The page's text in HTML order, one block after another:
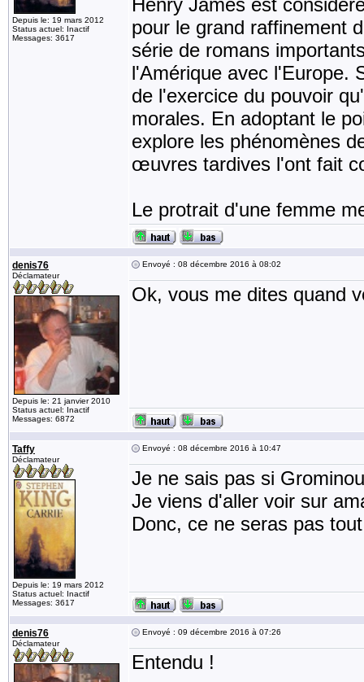
Depuis le: 19 mars 2012
Status actuel: Inactif
Messages: 3617
Henry James est
pour le grand raffinement
série de romans
l'Amérique avec l'Europe.
de l'exercice du pouvoir
morales. En adoptant le
explore les phénomènes
œuvres tardives l'ont fait
Le protrait d'une femme
denis76
Déclamateur
Depuis le: 21 janvier 2010
Status actuel: Inactif
Messages: 6872
Envoyé : 08 décembre 2016 à 08:02
Ok, vous me dites quand
Taffy
Déclamateur
Depuis le: 19 mars 2012
Status actuel: Inactif
Messages: 3617
Envoyé : 08 décembre 2016 à 10:47
Je ne sais pas si
Je viens d'aller voir sur
Donc, ce ne seras pas
denis76
Déclamateur
Envoyé : 09 décembre 2016 à 07:26
Entendu !